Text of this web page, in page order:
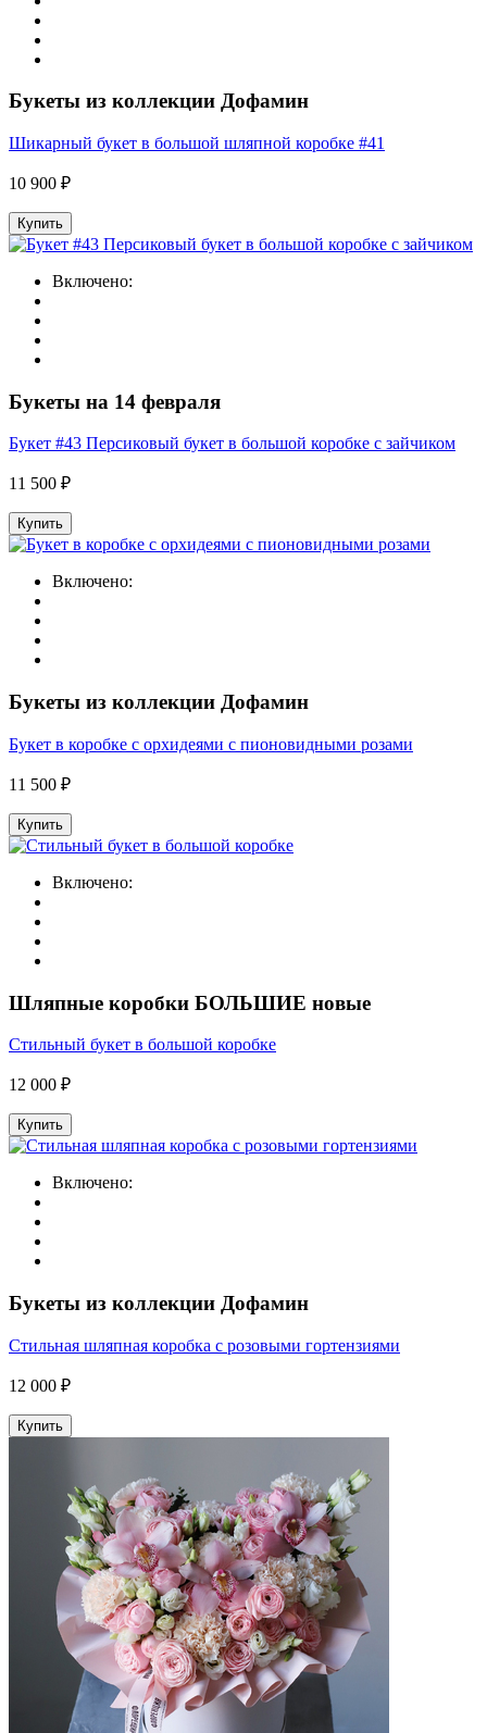
Букеты из коллекции Дофамин
Шикарный букет в большой шляпной коробке #41
10 900 ₽
Купить
Включено:
Букеты на 14 февраля
Букет #43 Персиковый букет в большой коробке с зайчиком
11 500 ₽
Купить
Включено:
Букеты из коллекции Дофамин
Букет в коробке с орхидеями с пионовидными розами
11 500 ₽
Купить
Включено:
Шляпные коробки БОЛЬШИЕ новые
Стильный букет в большой коробке
12 000 ₽
Купить
Включено:
Букеты из коллекции Дофамин
Стильная шляпная коробка с розовыми гортензиями
12 000 ₽
Купить